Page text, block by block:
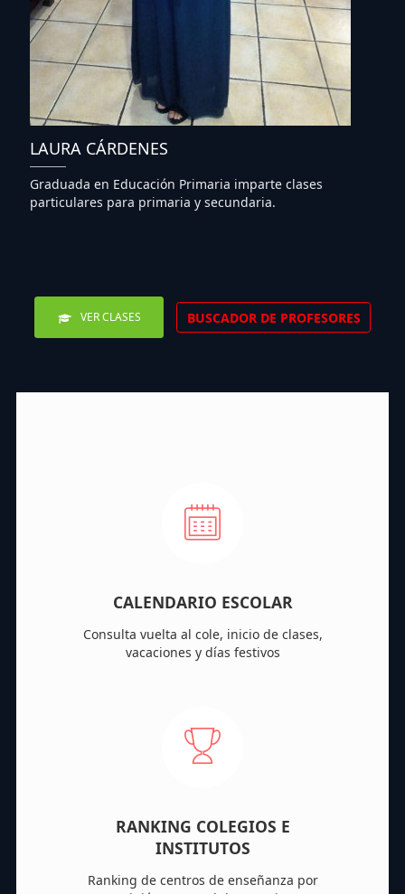
LAURA CÁRDENES
Graduada en Educación Primaria imparte clases
particulares para primaria y secundaria.
VER CLASES BUSCADOR DE PROFESORES
CALENDARIO ESCOLAR
Consulta vuelta al cole, inicio de clases,
vacaciones y días festivos
RANKING COLEGIOS E
INSTITUTOS
Ranking de centros de enseñanza por